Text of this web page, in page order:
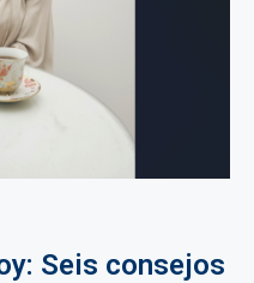
Seis consejos